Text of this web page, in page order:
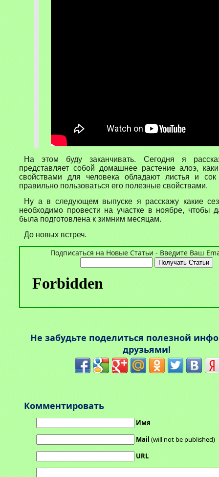
На этом буду заканчивать. Сегодня я
представляет собой домашнее растение алоэ,
свойствами для человека обладают листья и сок
правильно пользоваться его полезные свойствами.
Ну а в следующем выпуске я расскажу какие
необходимо провести на участке в ноябре, чтобы
была подготовлена к зимним месяцам.
До новых встреч.
Подписаться на Новые Статьи - Введите Ваш
Не забудьте поделиться полезной
друзьями!
Комментировать
Имя
Mail (will not be published)
URL